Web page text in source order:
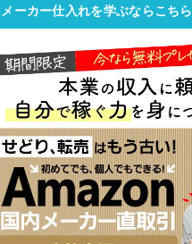
メーカー仕入れを学ぶならこちら